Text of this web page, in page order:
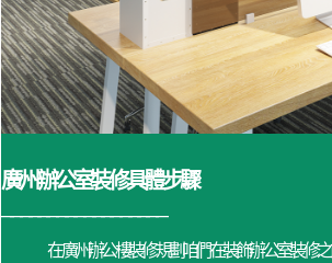
廣州辦公室裝修具體步驟
——————————————————
在廣州辦公樓裝修規劃咱們在裝飾辦公室裝